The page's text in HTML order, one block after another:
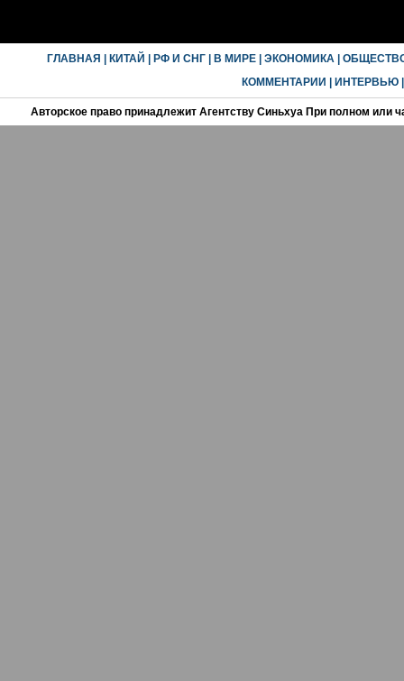
ГЛАВНАЯ КИТАЙ РФ И СНГ| В МИРЕ| ЭКОНОМИКА|
КОММЕНТАРИИ
ИНТЕРВЬЮ
Авторское право принадлежит Агентству Синьхуа При полном или